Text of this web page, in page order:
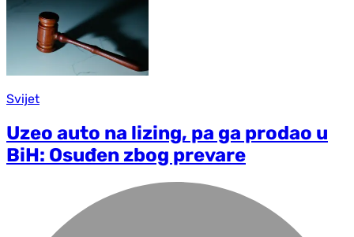
Svijet
Uzeo auto na lizing, pa ga prodao u
BiH: Osuđen zbog prevare